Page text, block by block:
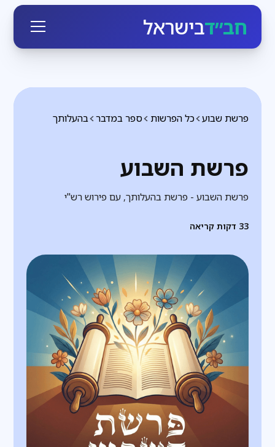
חב״דבישראל
בהעלותך ספר במדבר כל הפרשות פרשת שבוע
פרשת השבוע
פרשת השבוע - פרשת בהעלותך, עם פירוש רש"י
33 דקות קריאה